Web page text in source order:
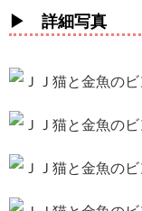
▶ 詳細写真